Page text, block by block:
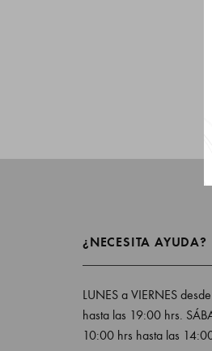
¿NECESITA AYUDA?
LUNES a VIERNES
hasta las 19:00 hrs.
10:00 hrs hasta las